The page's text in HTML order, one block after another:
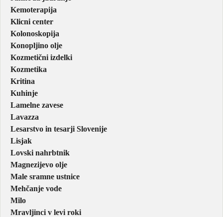
Kemoterapija
Klicni center
Kolonoskopija
Konopljino olje
Kozmetični izdelki
Kozmetika
Kritina
Kuhinje
Lamelne zavese
Lavazza
Lesarstvo in tesarji Slovenije
Lisjak
Lovski nahrbtnik
Magnezijevo olje
Male sramne ustnice
Mehčanje vode
Milo
Mravljinci v levi roki